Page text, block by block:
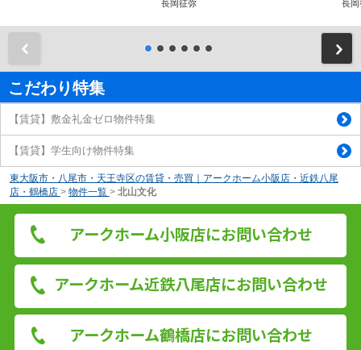
長岡征弥 長岡
こだわり特集
【賃貸】敷金礼金ゼロ物件特集
【賃貸】学生向け物件特集
東大阪市・八尾市・天王寺区の賃貸・売買｜アークホーム小阪店・近鉄八尾
店・鶴橋店 > 物件一覧 > 北山文化
アークホーム小阪店にお問い合わせ
アークホーム近鉄八尾店にお問い合わせ
アークホーム鶴橋店にお問い合わせ